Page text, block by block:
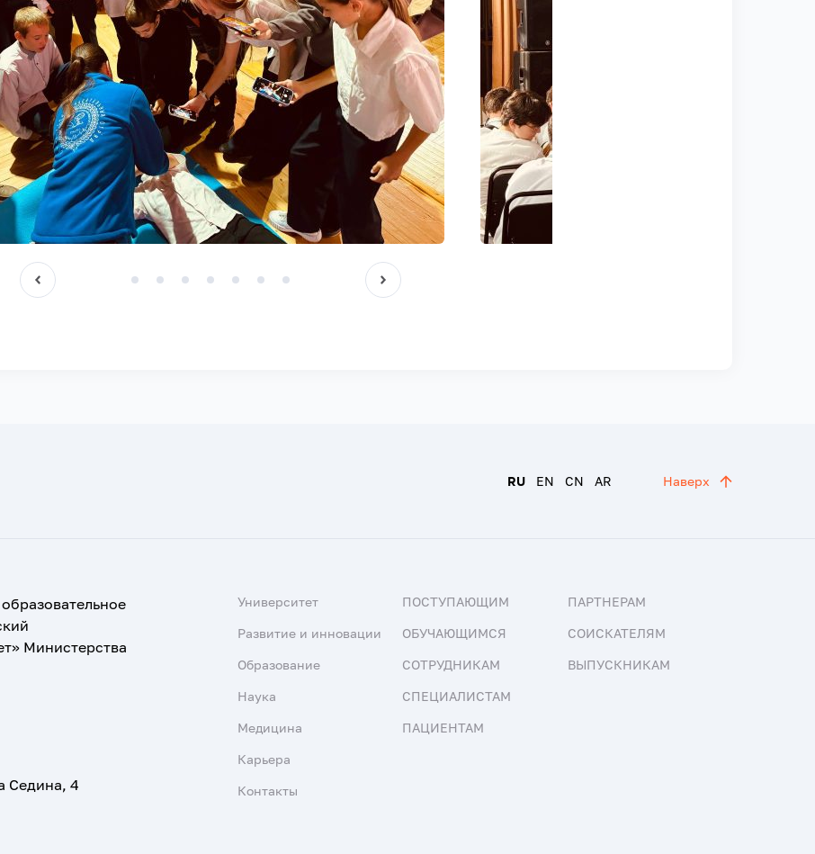
RU EN CN AR Наверх
Министерства
Седина, 4
Университет
Развитие и инновации
Образование
Наука
Медицина
Карьера
Контакты
ПОСТУПАЮЩИМ
ОБУЧАЮЩИМСЯ
СОТРУДНИКАМ
СПЕЦИАЛИСТАМ
ПАЦИЕНТАМ
ПАРТНЕРАМ
СОИСКАТЕЛЯМ
ВЫПУСКНИКАМ